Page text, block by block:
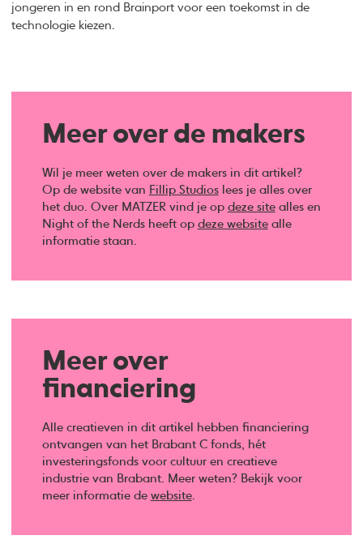
jongeren in en rond Brainport voor een toekomst in de
technologie kiezen.
Meer over de makers
Wil je meer weten over de makers in dit artikel?
Op de website van Fillip Studioslees je alles over
het duo. Over MATZER vind je op deze sitealles en
Night of the Nerds heeft op deze websitealle
informatie staan.
Meer over
financiering
Alle creatieven in dit artikel hebben financiering
ontvangen van het Brabant C fonds, hét
investeringsfonds voor cultuur en creatieve
industrie van Brabant. Meer weten? Bekijk voor
meer informatie de website.